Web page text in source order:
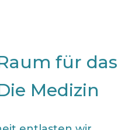
für das
Medizin